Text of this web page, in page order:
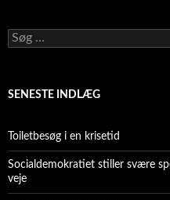
Søg
efter:
SENESTE INDLÆG
Toiletbesøg i en krisetid
Socialdemokratiet stiller svære
veje